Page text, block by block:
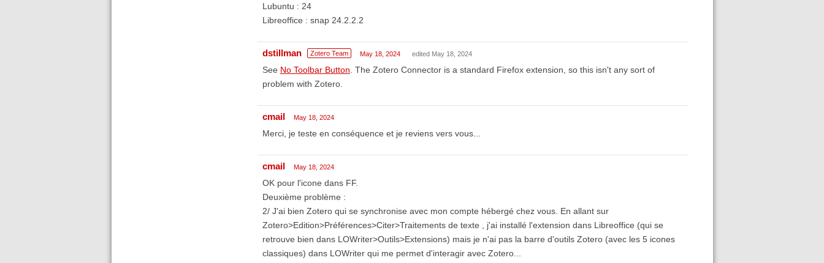
Lubuntu : 24
Libreoffice : snap 24.2.2.2
dstillman Zotero Team May 18, 2024 edited May 18, 2024
See No Toolbar Button . The Zotero Connector is a standard Firefox extension, so this isn't any sort of
problem with Zotero.
cmail May 18, 2024
Merci, je teste en conséquence et je reviens vers vous...
cmail May 18, 2024
OK pour l'icone dans FF.
Deuxième problème :
2/ J'ai bien Zotero qui se synchronise avec mon compte hébergé chez vous. En allant sur
Zotero>Edition>Préférences>Citer>Traitements de texte , j'ai installé l'extension dans Libreoffice (qui se
retrouve bien dans LOWriter>Outils>Extensions) mais je n'ai pas la barre d'outils Zotero (avec les 5 icones
classiques) dans LOWriter qui me permet d'interagir avec Zotero...